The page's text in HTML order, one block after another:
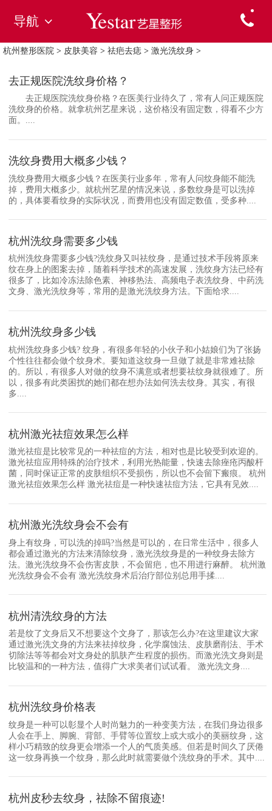
导航
杭州整形医院 > 皮肤美容 > 祛疤去痣 > 激光洗纹身 >
去正规医院洗纹身价格？
去正规医院洗纹身价格？在医美行业待久了，常有人问正规医院
洗纹身的价格。就拿杭州艺星来说，这价格没有固定数，得看不少方
面。....
洗纹身费用大概多少钱？
洗纹身费用大概多少钱？在医美行业多年，常有人问纹身能不能洗
掉，费用大概多少。就杭州艺星的情况来说，多数纹身是可以洗掉
的，具体要看纹身的实际状况，而费用也没有固定数值，受多种....
杭州洗纹身需要多少钱
杭州洗纹身需要多少钱?洗纹身又叫祛纹身，是通过技术手段将原来
纹在身上的图案去掉，随着科学技术的高速发展，洗纹身方法已经有
很多了，比如冷冻法除色素、神移热法、高频电子表洗纹身、中药洗
文身、激光洗纹身等，常用的是激光洗纹身方法。下面给求....
杭州洗纹身多少钱
杭州洗纹身多少钱? 纹身，有很多年轻的小伙子和小姑娘们为了张扬
个性往往都会做个纹身术。要知道这纹身一旦做了就是非常难祛除
的。所以，有很多人对做的纹身不满意或者想要祛纹身就很难了。所
以，很多有此类困扰的她们都在想办法如何洗去纹身。其实，有很
多....
杭州激光祛痘效果怎么样
激光祛痘是比较常见的一种祛痘的方法，相对也是比较受到欢迎的。
激光祛痘应用特殊的治疗技术，利用光热能量，快速去除痤疮丙酸杆
菌，同时保证正常的皮肤组织不受损伤，所以也不会留下瘢痕。 杭州
激光祛痘效果怎么样 激光祛痘是一种快速祛痘方法，它具有见效....
杭州激光洗纹身会不会有
身上有纹身，可以洗的掉吗?当然是可以的，在日常生活中，很多人
都会通过激光的方法来清除纹身，激光洗纹身是的一种纹身去除方
法。激光洗纹身不会伤害皮肤，不会留疤，也不用进行麻醉。 杭州激
光洗纹身会不会有 激光洗纹身术后治疗部位别总用手揉....
杭州清洗纹身的方法
若是纹了文身后又不想要这个文身了，那该怎么办?在这里建议大家
通过激光洗文身的方法来祛掉纹身，化学腐蚀法、皮肤磨削法、手术
切除法等等都会对文身处的肌肤产生程度的损伤。而激光洗文身则是
比较温和的一种方法，值得广大求美者们试试看。 激光洗文身....
杭州洗纹身价格表
纹身是一种可以彰显个人时尚魅力的一种变美方法，在我们身边很多
人会在手上、脚腕、背部、手臂等位置纹上或大或小的美丽纹身，这
样小巧精致的纹身更会增添一个人的气质美感。但若是时间久了厌倦
这一纹身再换一个纹身，那么此时就需要做个洗纹身的手术。其中....
杭州皮秒去纹身，祛除不留痕迹!